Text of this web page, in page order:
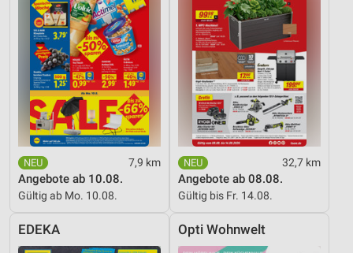
7,9 km
Angebote ab 10.08.
Gültig ab Mo. 10.08.
32,7 km
Angebote ab 08.08.
Gültig bis Fr. 14.08.
EDEKA Opti Wohnwelt